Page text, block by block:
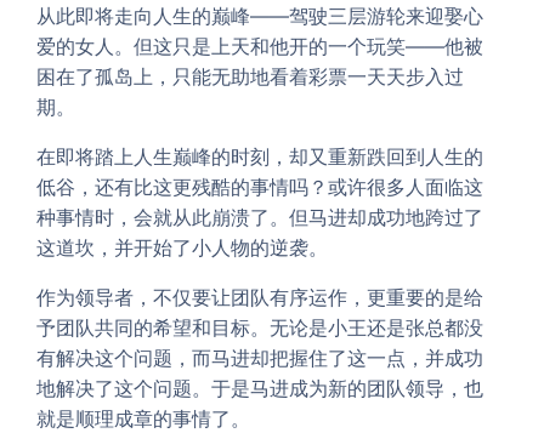
从此即将走向人生的巅峰——驾驶三层游轮来迎娶心
爱的女人。但这只是上天和他开的一个玩笑——他被
困在了孤岛上，只能无助地看着彩票一天天步入过
期。
在即将踏上人生巅峰的时刻，却又重新跌回到人生的
低谷，还有比这更残酷的事情吗？或许很多人面临这
种事情时，会就从此崩溃了。但马进却成功地跨过了
这道坎，并开始了小人物的逆袭。
作为领导者，不仅要让团队有序运作，更重要的是给
予团队共同的希望和目标。无论是小王还是张总都没
有解决这个问题，而马进却把握住了这一点，并成功
地解决了这个问题。于是马进成为新的团队领导，也
就是顺理成章的事情了。